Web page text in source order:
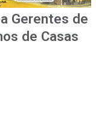
Gerentes de
de Casas